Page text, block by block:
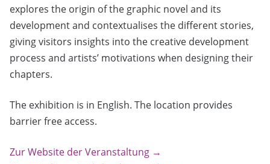
explores the origin of the graphic novel and its
development and contextualises the different stories,
giving visitors insights into the creative development
process and artists’ motivations when designing their
chapters.
The exhibition is in English. The location provides
barrier free access.
Zur Website der Veranstaltung →